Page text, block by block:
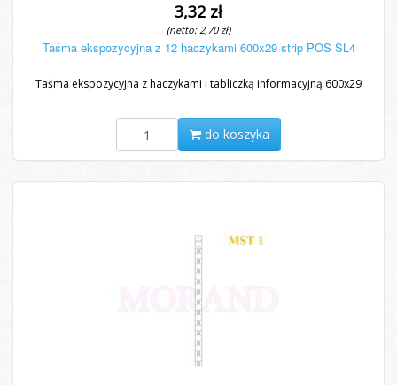
3,32 zł
(netto: 2,70 zł)
Taśma ekspozycyjna z 12 haczykami 600x29 strip POS SL4
Taśma ekspozycyjna z haczykami i tabliczką informacyjną 600x29
do koszyka